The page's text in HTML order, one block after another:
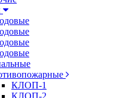
КЛОП-1
КЛОП-2